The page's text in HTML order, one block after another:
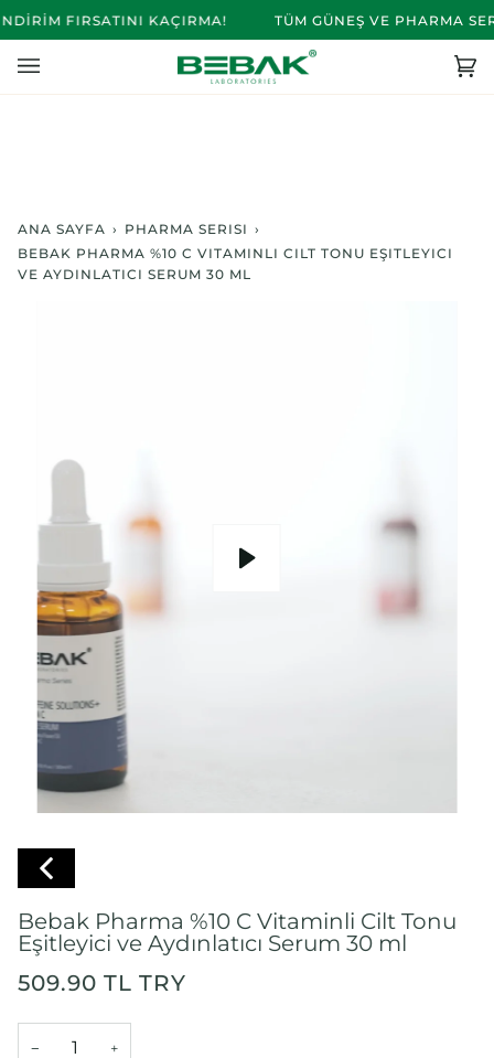
İçeriğe
FIRSATINI KAÇIRMA! TÜM GÜNEŞ VE PHARMA
(0)
ANA SAYFA › PHARMA SERISI ›
BEBAK PHARMA %10 C VITAMINLI CILT TONU EŞITLEYICI
VE AYDINLATICI SERUM 30 ML
Bebak Pharma %10 C Vitaminli Cilt Tonu
Eşitleyici ve Aydınlatıcı Serum 30 ml
509.90 TL TRY
− +